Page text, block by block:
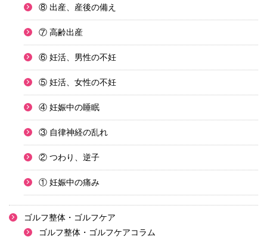
⑧ 出産、産後の備え
⑦ 高齢出産
⑥ 妊活、男性の不妊
⑤ 妊活、女性の不妊
④ 妊娠中の睡眠
③ 自律神経の乱れ
② つわり、逆子
① 妊娠中の痛み
ゴルフ整体・ゴルフケア
ゴルフ整体・ゴルフケアコラム